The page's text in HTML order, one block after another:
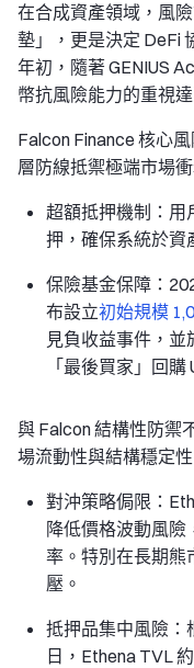
在合成資產領域，風
墊」，更是決定 DeFi
年初，隨著 GENIUS
幣抗風險能力的重視
Falcon Finance 核心
層防線抵禦極端市場衝
超額抵押機制 ：
押，確保系統於資
保險基金保障：
布設立初始規模
見負收益事件，
「最後買家」回
與 Falcon 結構性防禦
場流動性與結構穩定
對沖策略侷限 ：
降低價格波動風
率。特別在長期熊
壓。
抵押品集中風險：
日，Ethena TVL